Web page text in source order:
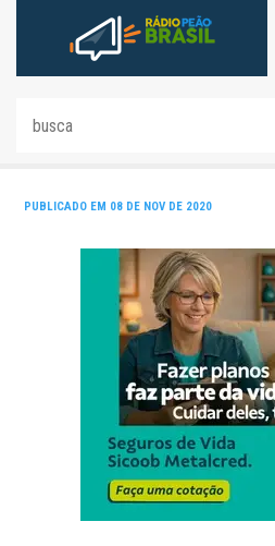
PUBLICADO EM 08 DE NOV DE 2020